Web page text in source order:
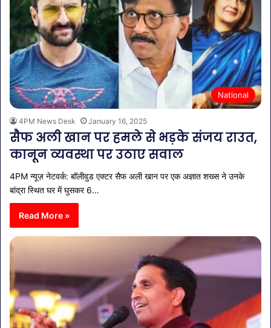
National
4PM News Desk January 16, 2025
सैफ अली खान पर हमले से भड़के संजय राउत,
कानून व्यवस्था पर उठाए सवाल
4PM न्यूज़ नेटवर्क: बॉलीवुड एक्टर सैफ अली खान पर एक अज्ञात शख्स ने उनके
बांद्रा स्थित घर में घुसकर 6…
Read More »